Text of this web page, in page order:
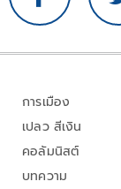
การเมือง
เปลว สีเงิน
คอลัมนิสต์
บทความ